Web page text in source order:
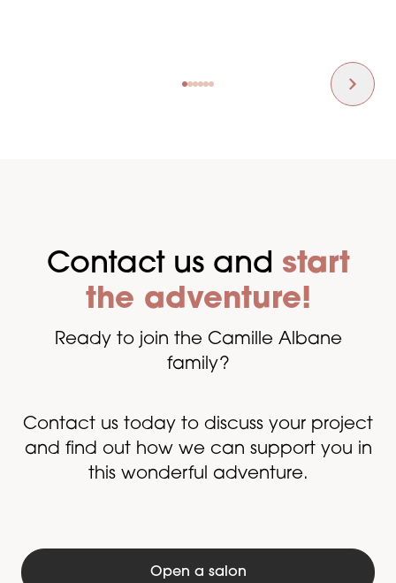
Contact us and start
the adventure!
Ready to join the Camille Albane
family?
Contact us today to discuss your project
and find out how we can support you in
this wonderful adventure.
Open a salon